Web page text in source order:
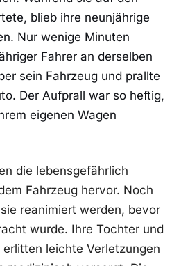
blieb ihre neunjährige
Nur wenige Minuten
Fahrer an derselben
sein Fahrzeug und prallte
Der Aufprall war so heftig,
eigenen Wagen
die lebensgefährlich
Fahrzeug hervor. Noch
reanimiert werden, bevor
wurde. Ihre Tochter und
erlitten leichte Verletzungen